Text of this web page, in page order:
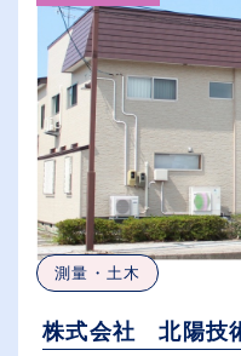
従業員
休日数
測量・土木
株式会社 北陽技